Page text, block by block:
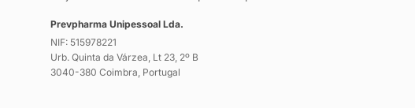
Prevpharma Unipessoal Lda.
NIF: 515978221
Urb. Quinta da Várzea, Lt 23, 2º B
3040-380 Coimbra, Portugal